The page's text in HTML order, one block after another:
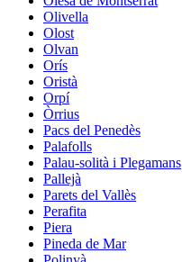
Olivella
Olost
Olvan
Orís
Oristà
Orpí
Òrrius
Pacs del Penedès
Palafolls
Palau-solità i Plegamans
Pallejà
Parets del Vallès
Perafita
Piera
Pineda de Mar